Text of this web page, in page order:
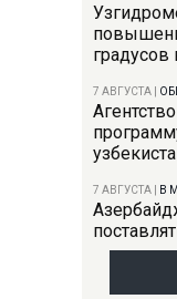
7 АВГУСТА
7 АВГУСТА В